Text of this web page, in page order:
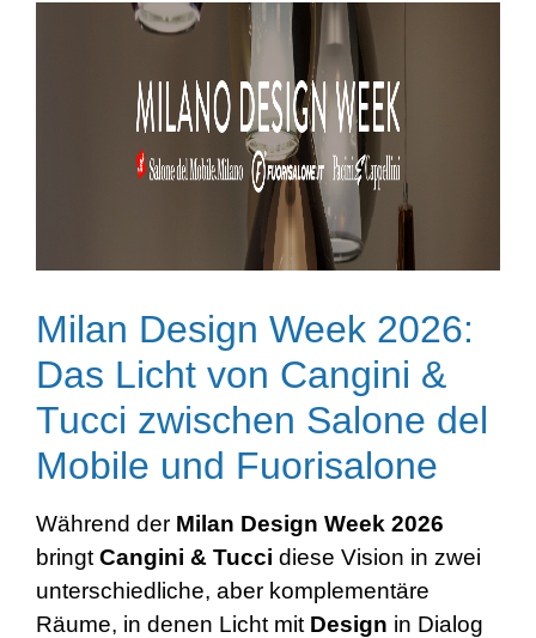
Milan Design Week 2026:
Das Licht von Cangini &
Tucci zwischen Salone del
Mobile und Fuorisalone
Während der Milan Design Week 2026
bringt Cangini & Tucci diese Vision in zwei
unterschiedliche, aber komplementäre
Räume, in denen Licht mit Design in Dialog